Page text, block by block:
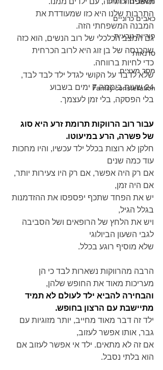
כאבים כרוניים
פוריות טבעית
סדנאות
מסר מעצים
Family constellation
התרבות שלנו היא כזו שמעודדת את
המבנה המשפחתי הזה.
גם המצב הכלכלי של רוב הנשים, הוא כזה
שהכנסה של בן זוג היא לרוב הכרחית
כדי לחיות ברווחה.
שלא לדבר על הקושי לגדל ילד לבד לבד,
24 שעות ביממה 7 ימים בשבוע
בלי הפסקה, בלי זמן לעצמך.
עבור רוב הרווקות תרומת זרע היא סוג
של פשרה, הרע במיעוטו.
חלקן לא רוצות בכלל ילד עכשיו, והיו מחכות
עוד כמה שנים
אם רק היה אפשר, אם רק היו צעירות יותר,
אם היה זמן,
יש את הפחד שתכף יפספסו את ההזדמנות
בגלל הגיל,
ויש את הלחץ של הרופאים ושל הסביבה
לגבי השעון הביולוגי
שלא מוסיף רוגע בכלל.
הרבה מהרווקות נשארות לבד כי הן
מעריכות מאוד את החופש שלהן,
והבחירה להביא ילד לעולם לא תמיד
מתיישבת עם הרצון בחופש.
ילד זה דבר מאוד מחייב, יותר מזוגיות עם
גבר, אותו אפשר לעזוב,
אם זה לא מתאים. ילד אי אפשר לעזוב אם
הוא בלתי נסבל.